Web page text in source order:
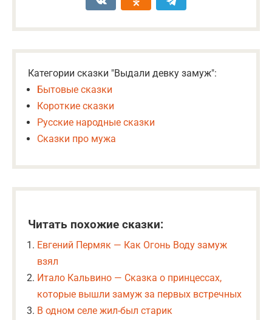
Категории сказки "Выдали девку замуж":
Бытовые сказки
Короткие сказки
Русские народные сказки
Сказки про мужа
Читать похожие сказки:
Евгений Пермяк — Как Огонь Воду замуж
взял
Итало Кальвино — Сказка о принцессах,
которые вышли замуж за первых встречных
В одном селе жил-был старик